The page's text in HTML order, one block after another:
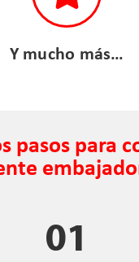
Y mucho más…
pasos para
01